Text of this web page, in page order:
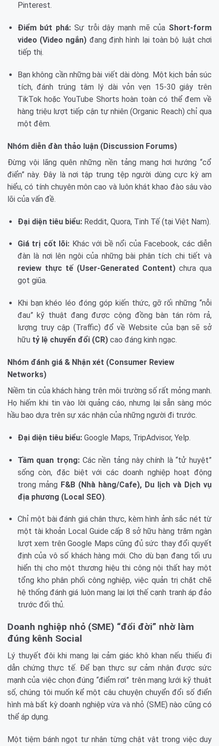
Pinterest.
Điểm bứt phá: Sự trỗi dậy mạnh mẽ của Short-form
video (Video ngắn) đang định hình lại toàn bộ luật chơi
tiếp thị.
Bạn không cần những bài viết dài dòng. Một kịch bản súc
tích, đánh trúng tâm lý dài vỏn vẹn 15-30 giây trên
TikTok hoặc YouTube Shorts hoàn toàn có thể đem về
hàng triệu lượt tiếp cận tự nhiên (Organic Reach) chỉ qua
một đêm.
Nhóm diễn đàn thảo luận (Discussion Forums)
Đừng vội lãng quên những nền tảng mang hơi hướng “cổ
điển” này. Đây là nơi tập trung tệp người dùng cực kỳ am
hiểu, có tính chuyên môn cao và luôn khát khao đào sâu vào
lõi của vấn đề.
Đại diện tiêu biểu:Reddit, Quora, Tinh Tế (tại Việt Nam).
Giá trị cốt lõi: Khác với bề nổi của Facebook, các diễn
đàn là nơi lên ngôi của những bài phân tích chi tiết và
review thực tế (User-Generated Content)chưa qua
gọt giũa.
Khi bạn khéo léo đóng góp kiến thức, gỡ rối những “nỗi
đau” kỹ thuật đang được cộng đồng bàn tán rôm rả,
lượng truy cập (Traffic) đổ về Website của bạn sẽ sở
hữu tỷ lệ chuyển đổi (CR)cao đáng kinh ngạc.
Nhóm đánh giá & Nhận xét (Consumer Review
Networks)
Niềm tin của khách hàng trên môi trường số rất mỏng manh.
Họ hiếm khi tin vào lời quảng cáo, nhưng lại sẵn sàng móc
hầu bao dựa trên sự xác nhận của những người đi trước.
Đại diện tiêu biểu:Google Maps, TripAdvisor, Yelp.
Tầm quan trọng: Các nền tảng này chính là “tử huyệt”
sống còn, đặc biệt với các doanh nghiệp hoạt động
trong mảng F&B (Nhà hàng/Cafe), Du lịch và Dịch vụ
địa phương (Local SEO).
Chỉ một bài đánh giá chân thực, kèm hình ảnh sắc nét từ
một tài khoản Local Guide cấp 8 sở hữu hàng trăm ngàn
lượt xem trên Google Maps cũng đủ sức thay đổi quyết
định của vô số khách hàng mới. Cho dù bạn đang tối ưu
hiển thị cho một thương hiệu thi công nội thất hay một
tổng kho phân phối công nghiệp, việc quản trị chặt chẽ
hệ thống đánh giá luôn mang lại lợi thế cạnh tranh áp đảo
trước đối thủ.
Doanh nghiệp nhỏ (SME) “đổi đời” nhờ làm
đúng kênh Social
Lý thuyết đôi khi mang lại cảm giác khô khan nếu thiếu đi
dẫn chứng thực tế. Để bạn thực sự cảm nhận được sức
mạnh của việc chọn đúng “điểm rơi” trên mạng lưới kỹ thuật
số, chúng tôi muốn kể một câu chuyện chuyển đổi số điển
hình mà bất kỳ doanh nghiệp vừa và nhỏ (SME) nào cũng có
thể áp dụng.
Một tiệm bánh ngọt tư nhân từng chật vật trong việc duy